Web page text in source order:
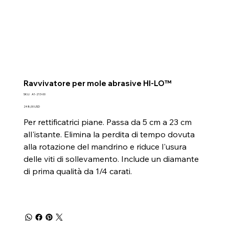
Ravvivatore per mole abrasive HI-LO™
SKU: SKU
213-
A1-213-00
Prezzo
248,00 USD
Per rettificatrici piane. Passa da 5 cm a 23 cm
all'istante. Elimina la perdita di tempo dovuta
alla rotazione del mandrino e riduce l'usura
delle viti di sollevamento. Include un diamante
di prima qualità da 1/4 carati.